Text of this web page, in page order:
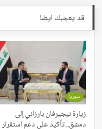
قد يعجبك ايضا
سوريا
زيارة نيجيرفان بارزاني إلى
دمشق.. تأكيد على دعم استقرار